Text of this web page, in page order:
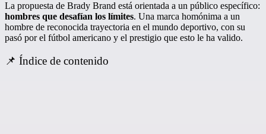
La propuesta de Brady Brand está orientada a un público específico:
hombres que desafían los límites. Una marca homónima a un
hombre de reconocida trayectoria en el mundo deportivo, con su
pasó por el fútbol americano y el prestigio que esto le ha valido.
📌 Índice de contenido